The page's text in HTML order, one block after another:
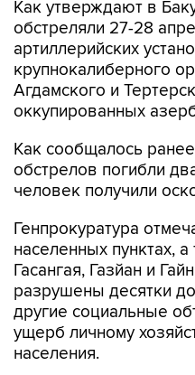
артиллерийских
крупнокалиберного
Агдамского и
оккупированных
Как сообщалось
человек получили
Генпрокуратура
Гасангая, Газйан и
разрушены десятки
другие социальные
ущерб личному
населения.
Армения Азербайджан